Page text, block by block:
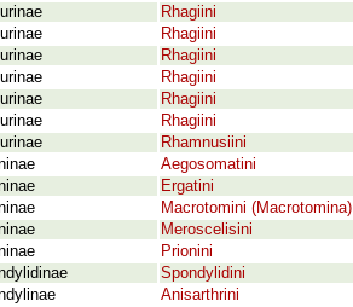
Rhagiini
Rhagiini
Rhagiini
Rhagiini
Rhagiini
Rhagiini
Rhamnusiini
Aegosomatini
Ergatini
Macrotomini (Macrotomina)
Meroscelisini
Prionini
Spondylidini
Anisarthrini